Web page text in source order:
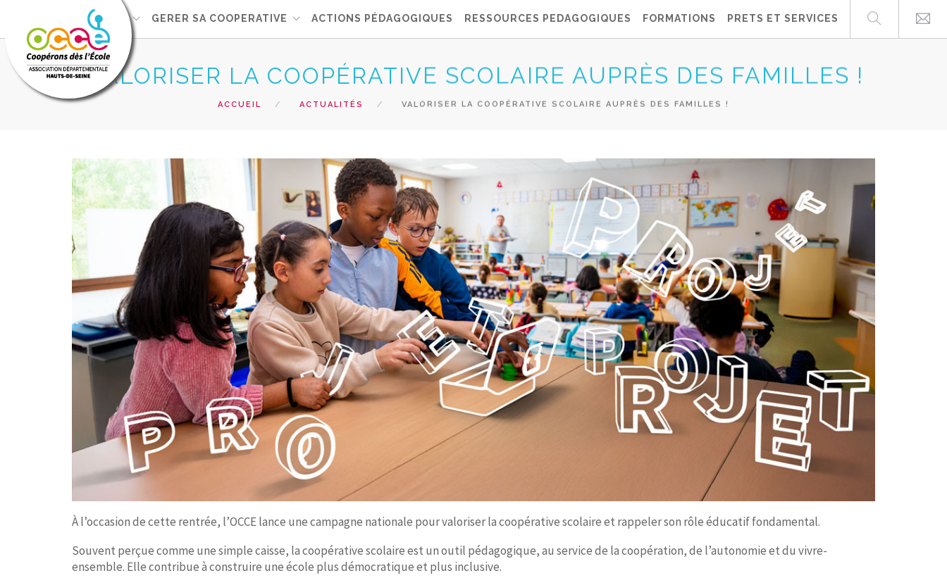
L'OCCE92 GERER SA COOPERATIVE ACTIONS PÉDAGOGIQUES RESSOURCES PEDAGOGIQUES FORMATIONS PRETS ET SERVICES
VALORISER LA COOPÉRATIVE SCOLAIRE AUPRÈS DES FAMILLES !
ACCUEIL ACTUALITÉS VALORISER LA COOPÉRATIVE SCOLAIRE AUPRÈS DES FAMILLES !
À l’occasion de cette rentrée, l’OCCE lance une campagne nationale pour valoriser la coopérative scolaire et rappeler son rôle éducatif fondamental.
Souvent perçue comme une simple caisse, la coopérative scolaire est un outil pédagogique, au service de la coopération, de l’autonomie et du vivre-
ensemble. Elle contribue à construire une école plus démocratique et plus inclusive.